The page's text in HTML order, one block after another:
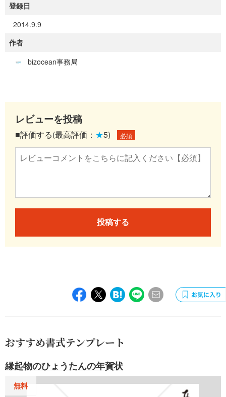
登録日
2014.9.9
作者
bizocean事務局
レビューを投稿
■評価する(最高評価： ★5) 必須
投稿する
おすすめ書式テンプレート
縁起物のひょうたんの年賀状
無料